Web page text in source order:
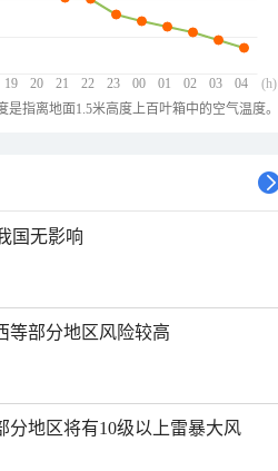
19 20 21 22 23 00 01 02 03 04 (h)
指离地面1.5米高度上百叶箱中的空气温度。
国无影响
等部分地区风险较高
分地区将有10级以上雷暴大风